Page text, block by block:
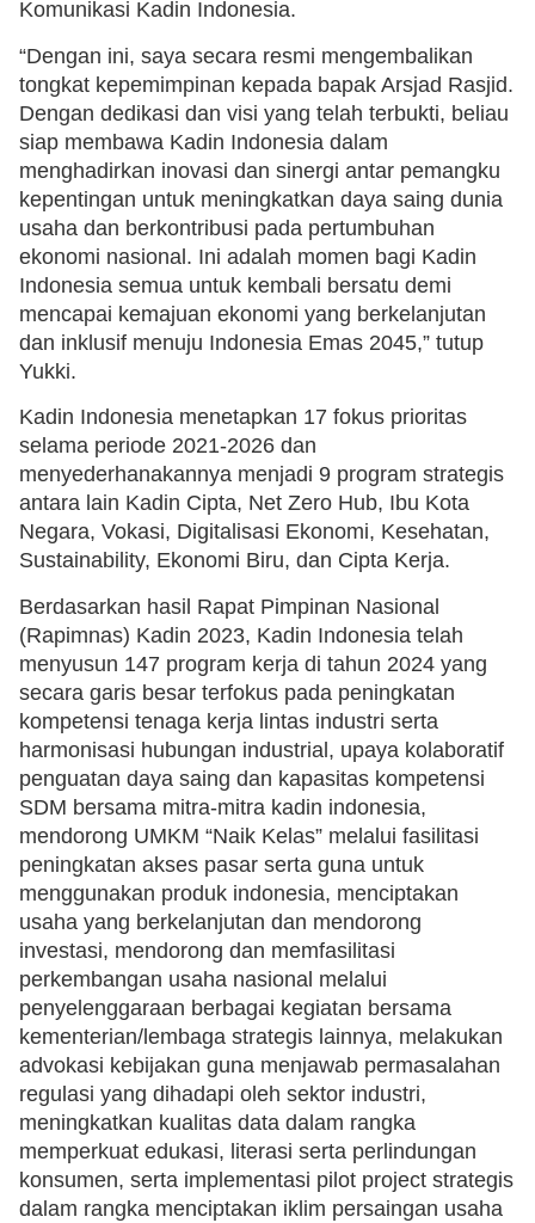
Komunikasi Kadin Indonesia.
“Dengan ini, saya secara resmi mengembalikan
tongkat kepemimpinan kepada bapak Arsjad Rasjid.
Dengan dedikasi dan visi yang telah terbukti, beliau
siap membawa Kadin Indonesia dalam
menghadirkan inovasi dan sinergi antar pemangku
kepentingan untuk meningkatkan daya saing dunia
usaha dan berkontribusi pada pertumbuhan
ekonomi nasional. Ini adalah momen bagi Kadin
Indonesia semua untuk kembali bersatu demi
mencapai kemajuan ekonomi yang berkelanjutan
dan inklusif menuju Indonesia Emas 2045,” tutup
Yukki.
Kadin Indonesia menetapkan 17 fokus prioritas
selama periode 2021-2026 dan
menyederhanakannya menjadi 9 program strategis
antara lain Kadin Cipta, Net Zero Hub, Ibu Kota
Negara, Vokasi, Digitalisasi Ekonomi, Kesehatan,
Sustainability, Ekonomi Biru, dan Cipta Kerja.
Berdasarkan hasil Rapat Pimpinan Nasional
(Rapimnas) Kadin 2023, Kadin Indonesia telah
menyusun 147 program kerja di tahun 2024 yang
secara garis besar terfokus pada peningkatan
kompetensi tenaga kerja lintas industri serta
harmonisasi hubungan industrial, upaya kolaboratif
penguatan daya saing dan kapasitas kompetensi
SDM bersama mitra-mitra kadin indonesia,
mendorong UMKM “Naik Kelas” melalui fasilitasi
peningkatan akses pasar serta guna untuk
menggunakan produk indonesia, menciptakan
usaha yang berkelanjutan dan mendorong
investasi, mendorong dan memfasilitasi
perkembangan usaha nasional melalui
penyelenggaraan berbagai kegiatan bersama
kementerian/lembaga strategis lainnya, melakukan
advokasi kebijakan guna menjawab permasalahan
regulasi yang dihadapi oleh sektor industri,
meningkatkan kualitas data dalam rangka
memperkuat edukasi, literasi serta perlindungan
konsumen, serta implementasi pilot project strategis
dalam rangka menciptakan iklim persaingan usaha